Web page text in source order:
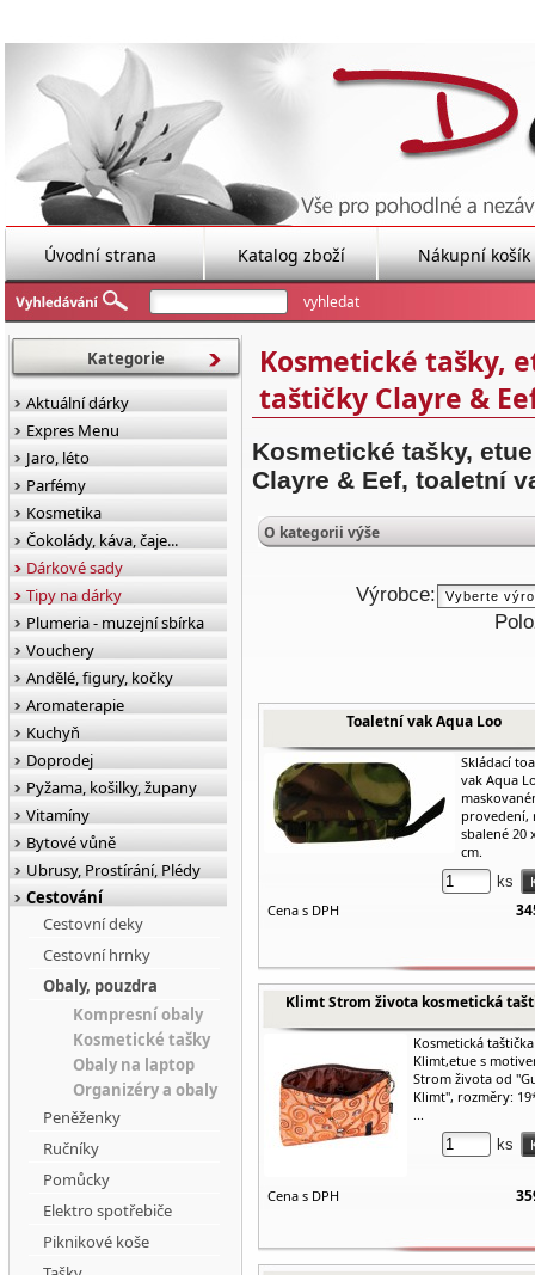
Úvodní strana Katalog zboží Nákupní košík
Kosmetické tašky,
taštičky Clayre &
Kosmetické tašky,
Clayre & Eef, toaletní
O kategorii výše
Výrobce:
Toaletní vak Aqua Loo
Skládací
vak Aqua
provedení,
sbalené 20
cm.
ks
Cena s DPH
Klimt Strom života kosmetická
Kosmetická taštička
Klimt,etue s
Strom života od
Klimt", rozměry:
...
ks
Cena s DPH
Kategorie
Aktuální dárky
Expres Menu
Jaro, léto
Parfémy
Kosmetika
Čokolády, káva, čaje...
Dárkové sady
Tipy na dárky
Plumeria - muzejní sbírka
Vouchery
Andělé, figury, kočky
Aromaterapie
Kuchyň
Doprodej
Pyžama, košilky, župany
Vitamíny
Bytové vůně
Ubrusy, Prostírání, Plédy
Cestování
Cestovní deky
Cestovní hrnky
Obaly, pouzdra
Kompresní obaly
Kosmetické tašky
Obaly na laptop
Organizéry a obaly
Peněženky
Ručníky
Pomůcky
Elektro spotřebiče
Piknikové koše